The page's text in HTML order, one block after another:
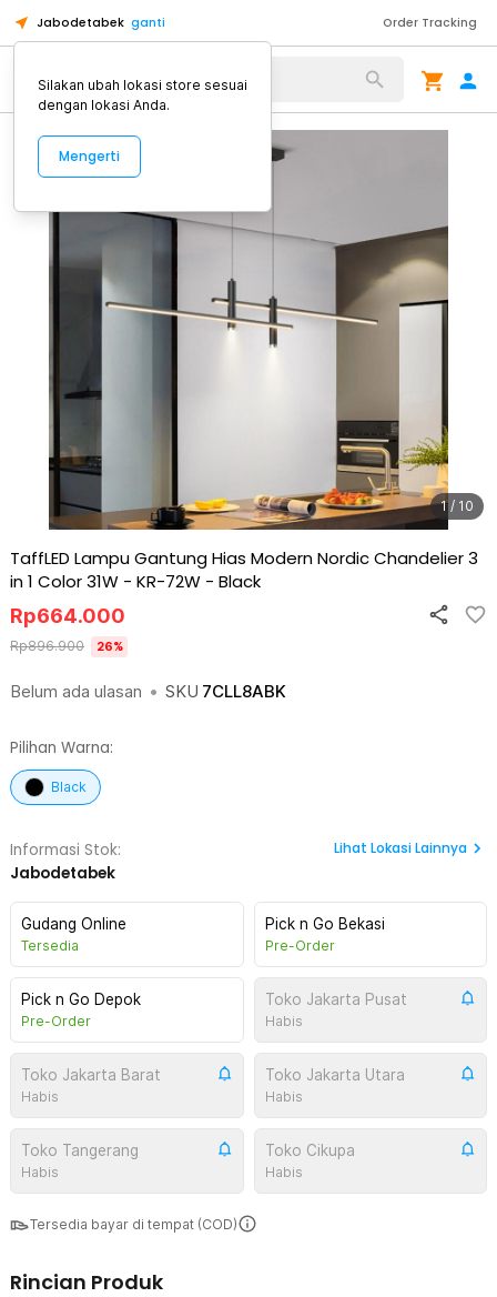
Jabodetabek ganti Order Tracking
Alat Kopi
1 / 10
TaffLED Lampu Gantung Hias Modern Nordic Chandelier 3
in 1 Color 31W - KR-72W - Black
Belum ada ulasan • SKU 7CLL8ABK
Rp664.000
Rp896.900 26%
Pilihan Warna:
Black
Informasi Stok:
Jabodetabek
Lihat Lokasi Lainnya
Gudang Online
Tersedia
Pick n Go Bekasi
Pre-Order
Pick n Go Depok
Pre-Order
Toko Jakarta Pusat
Habis
Toko Jakarta Barat
Habis
Toko Jakarta Utara
Habis
Toko Tangerang
Habis
Toko Cikupa
Habis
Tersedia bayar di tempat (COD)
Rincian Produk
Silakan ubah lokasi store sesuai
dengan lokasi Anda.
Mengerti